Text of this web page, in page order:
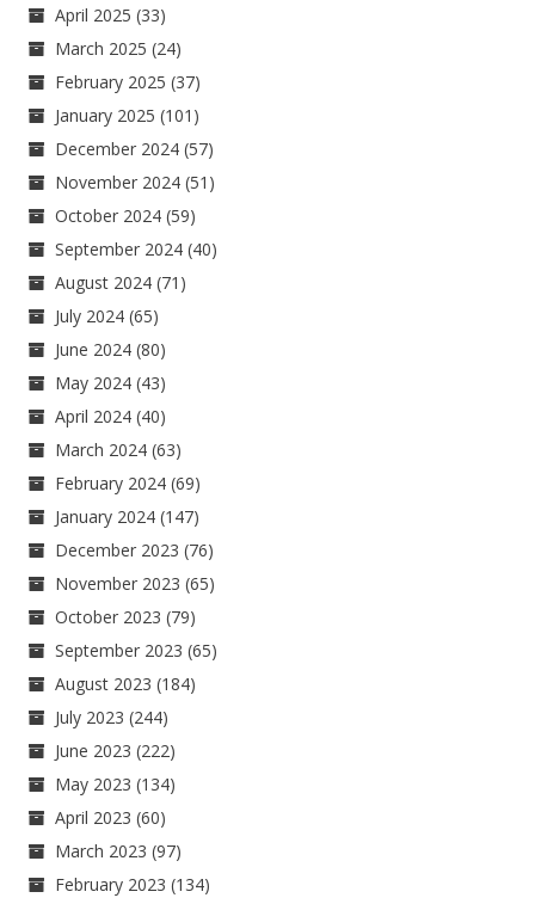
April 2025 (33)
March 2025 (24)
February 2025 (37)
January 2025 (101)
December 2024 (57)
November 2024 (51)
October 2024 (59)
September 2024 (40)
August 2024 (71)
July 2024 (65)
June 2024 (80)
May 2024 (43)
April 2024 (40)
March 2024 (63)
February 2024 (69)
January 2024 (147)
December 2023 (76)
November 2023 (65)
October 2023 (79)
September 2023 (65)
August 2023 (184)
July 2023 (244)
June 2023 (222)
May 2023 (134)
April 2023 (60)
March 2023 (97)
February 2023 (134)